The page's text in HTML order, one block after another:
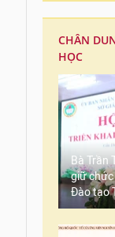
CHÂN
HỌC
Bà Trần
giữ chức
Đào tạo